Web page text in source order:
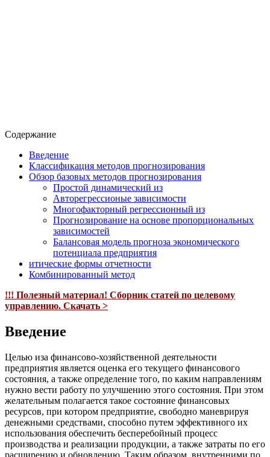
Содержание
Введение
Классификация методов прогнозирования
Обзор базовых методов прогнозирования
Простой динамический из
Авторегрессионые зависимости
Многофакторный регрессионный из
Прогнозирование на основе пропорциональных
зависимостей
Балансовая модель прогноза экономического
потенциала предприятия
итические формы отчетности
Комбинированный метод
!!! Полезный материал! Сборник статей по целевому
управлению. Скачать >
Введение
Целью иза финансово-хозяйственной деятельности
предприятия является оценка его текущего финансового
состояния, а также определение того, по каким направлениям
нужно вести работу по улучшению этого состояния. При этом
желательным полагается такое состояние финансовых
ресурсов, при котором предприятие, свободно маневрируя
денежными средствами, способно путем эффективного их
использования обеспечить бесперебойный процесс
производства и реализации продукции, а также затраты по его
расширению и обновлению. Таким образом, внутренними по